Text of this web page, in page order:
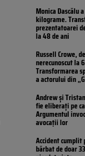
Monica Dascălu
kilograme.
prezentatoarei
la 48 de ani
Russell Crowe, de
nerecunoscut la
Transformarea
a actorului din
Andrew și
fie eliberați pe
Argumentul
avocații lor
Accident cumplit
bărbat de doar